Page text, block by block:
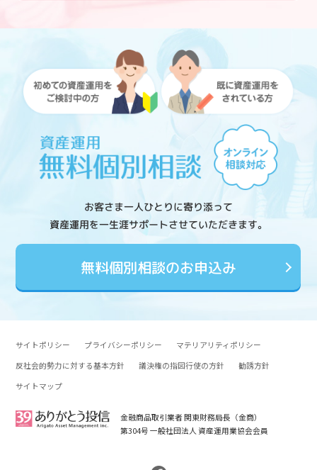
お客さま一人ひとりに寄り添って
資産運用を一生涯サポートさせていただきます。
無料個別相談のお申込み
サイトポリシー プライバシーポリシー
マテリアリティポリシー
反社会的勢力に対する基本方針
議決権の指図行使の方針
勧誘方針
サイトマップ
金融商品取引業者 関東財務局長（金商）
第304号 一般社団法人 資産運用業協会会員